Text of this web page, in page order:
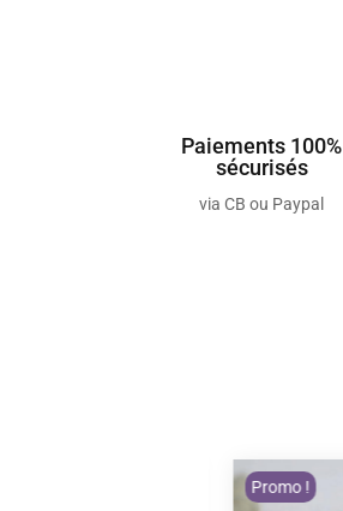
Paiements 100%
sécurisés
via CB ou Paypal
Promo !